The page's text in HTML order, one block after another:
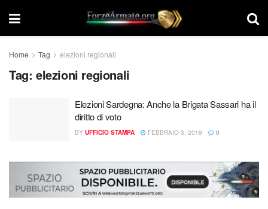
Home Tag elezioni regionali
Tag: elezioni regionali
Elezioni Sardegna: Anche la Brigata Sassari ha il
diritto di voto
BY UFFICIO STAMPA FEBBRAIO 3, 2019 0